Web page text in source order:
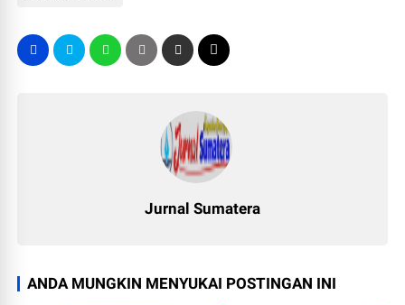
Jurnal Sumatera
ANDA MUNGKIN MENYUKAI POSTINGAN INI